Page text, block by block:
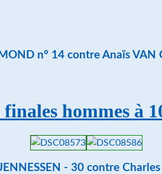
n° 14 contre Anaïs VAN
finales hommes à
- 30 contre